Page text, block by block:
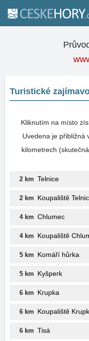
Turistické
Kliknutím na místo
Uvedena je přibližná
kilometrech
2 km Telnice
2 km Koupaliště
4 km Chlumec
4 km Koupaliště
5 km Komáří hůrka
5 km Kyšperk
6 km Krupka
6 km Koupaliště
6 km Tisá